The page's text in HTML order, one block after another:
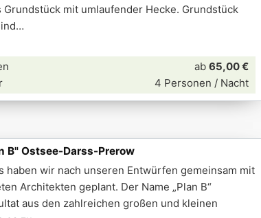
Grundstück mit umlaufender Hecke. Grundstück
ab 65,00 €
4 Personen / Nacht
B" Ostsee-Darss-Prerow
haben wir nach unseren Entwürfen gemeinsam mit
Architekten geplant. Der Name „Plan B“
aus den zahlreichen großen und kleinen